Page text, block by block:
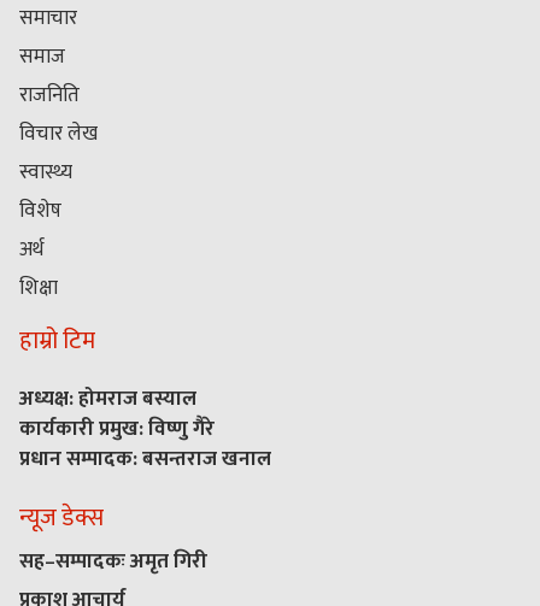
समाचार
समाज
राजनिति
विचार लेख
स्वास्थ्य
विशेष
अर्थ
शिक्षा
हाम्रो टिम
अध्यक्ष: होमराज बस्याल
कार्यकारी प्रमुख: विष्णु गैरे
प्रधान सम्पादक: बसन्तराज खनाल
न्यूज डेक्स
सह–सम्पादकः अमृत गिरी